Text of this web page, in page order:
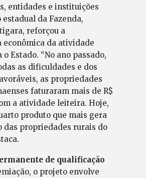
entidades e instituições
estadual da Fazenda,
reforçou a
da atividade
Estado. “No ano passado,
as dificuldades e dos
as propriedades
faturaram mais de R$
a atividade leiteira. Hoje,
produto que mais gera
das propriedades rurais do
de qualificação
o projeto envolve